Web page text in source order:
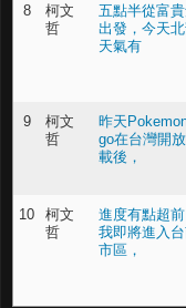
8
柯文
哲
五點半從富貴
出發，今天
天氣有
9
柯文
哲
昨天
go在台灣開
載後，
10
柯文
哲
進度有點超前
我即將進入
市區，